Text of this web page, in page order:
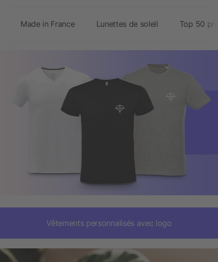
Made in France Lunettes de soleil Top 50
Vêtements personnalisés avec logo